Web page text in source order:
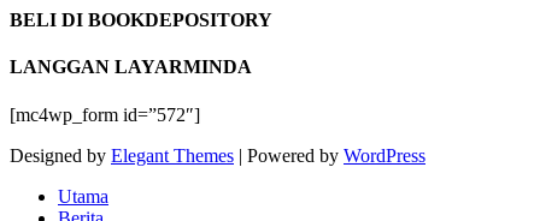
BELI DI BOOKDEPOSITORY
LANGGAN LAYARMINDA
[mc4wp_form id=”572″]
Designed by Elegant Themes | Powered by WordPress
Utama